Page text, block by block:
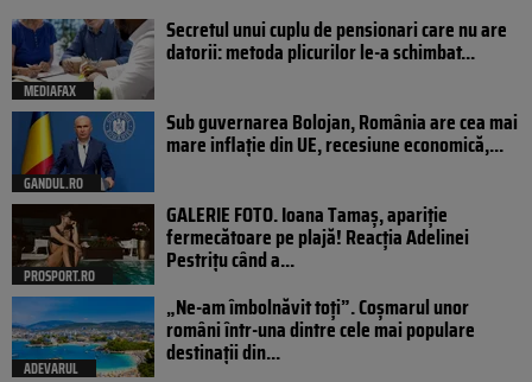
MEDIAFAX
Secretul unui cuplu de pensionari care nu are
datorii: metoda plicurilor le-a schimbat...
GANDUL.RO
Sub guvernarea Bolojan, România are cea mai
mare inflație din UE, recesiune economică,...
PROSPORT.RO
GALERIE FOTO. Ioana Tamaş, apariție
fermecătoare pe plajă! Reacția Adelinei
Pestrițu când a...
ADEVARUL
„Ne-am îmbolnăvit toți”. Coșmarul unor
români într-una dintre cele mai populare
destinații din...